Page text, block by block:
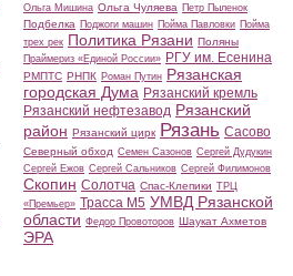
Ольга Мишина Ольга Чуляева Петр Пыленок
Подбелка Поджоги машин Пойма Павловки Пойма
трех рек Политика Рязани Поляны
Праймериз «Единой России» РГУ им. Есенина
РМПТС РНПК Роман Путин Рязанская
городская Дума Рязанский кремль
Рязанский нефтезавод Рязанский
район Рязанский цирк Рязань Сасово
Северный обход Семен Сазонов Сергей Дудукин
Сергей Ежов Сергей Сальников Сергей Филимонов
Скопин Солотча Спас-Клепики ТРЦ
«Премьер» Трасса М5 УМВД Рязанской
области Федор Провоторов Шаукат Ахметов
ЭРА